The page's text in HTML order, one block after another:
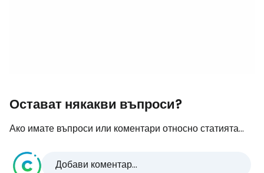
Остават някакви въпроси?
Ако имате въпроси или коментари относно статията...
Добави коментар...